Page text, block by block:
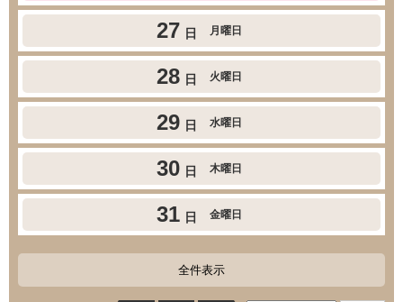
27 日 月曜日
28 日 火曜日
29 日 水曜日
30 日 木曜日
31 日 金曜日
全件表示